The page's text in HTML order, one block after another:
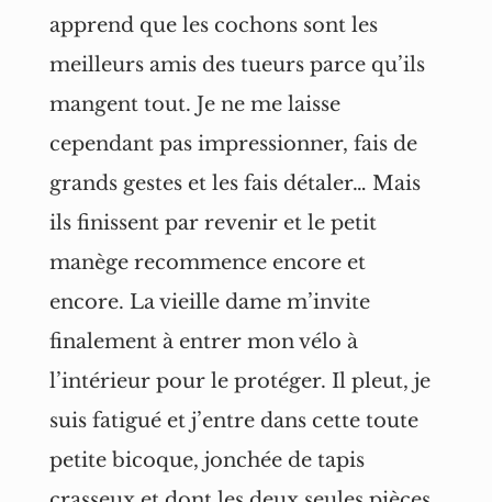
apprend que les cochons sont les
meilleurs amis des tueurs parce qu’ils
mangent tout. Je ne me laisse
cependant pas impressionner, fais de
grands gestes et les fais détaler… Mais
ils finissent par revenir et le petit
manège recommence encore et
encore. La vieille dame m’invite
finalement à entrer mon vélo à
l’intérieur pour le protéger. Il pleut, je
suis fatigué et j’entre dans cette toute
petite bicoque, jonchée de tapis